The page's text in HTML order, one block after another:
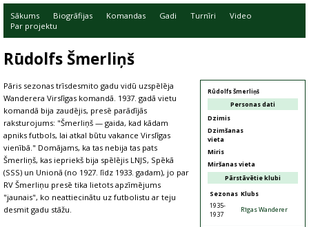
Sākums Biogrāfijas Komandas Gadi Turnīri
Video
Par projektu
Rūdolfs Šmerliņš
Rūdolfs Šmerliņš
Personas dati
Dzimis
Dzimšanas
vieta
Miris
Miršanas vieta
Pārstāvētie klubi
Sezonas Klubs
1935-
1937
Rīgas Wanderer
Pāris sezonas trīsdesmito gadu vidū uzspēlēja
Wanderera Virslīgas komandā. 1937. gadā vietu
komandā bija zaudējis, presē parādījās
raksturojums: "Šmerliņš — gaida, kad kādam
apniks futbols, lai atkal būtu vakance Virslīgas
vienībā." Domājams, ka tas nebija tas pats
Šmerliņš, kas iepriekš bija spēlējis LNJS, Spēkā
(SSS) un Unionā (no 1927. līdz 1933. gadam), jo par
RV Šmerliņu presē tika lietots apzīmējums
"jaunais", ko neattiecinātu uz futbolistu ar teju
desmit gadu stāžu.